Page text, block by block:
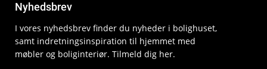
Nyhedsbrev
I vores nyhedsbrev finder du nyheder i bolighuset,
samt indretningsinspiration til hjemmet med
møbler og boliginteriør. Tilmeld dig her.